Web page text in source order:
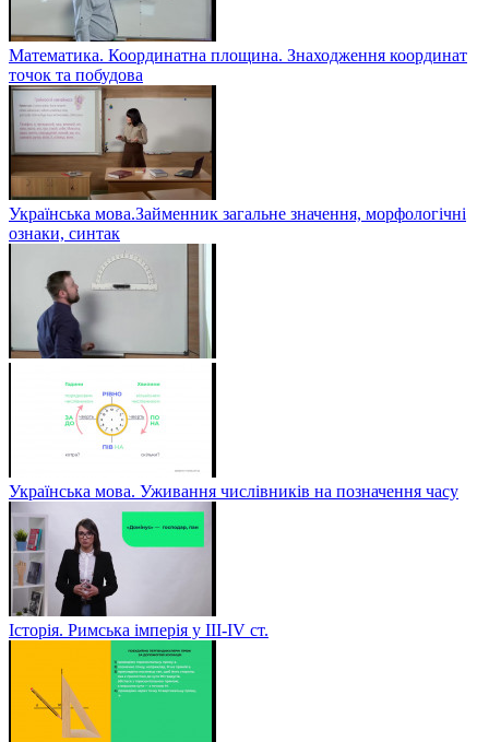
Математика. Координатна площина. Знаходження координат
точок та побудова
Українська мова.Займенник загальне значення, морфологічні
ознаки, синтак
Українська мова. Уживання числівників на позначення часу
Історія. Римська імперія у III-ІV ст.